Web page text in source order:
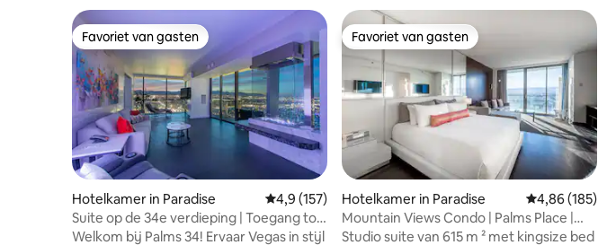
Favoriet van gasten
Favoriet van gasten
Hotelkamer in Paradise Gemiddelde beoordeling van 4,9 op 5, 157 recensies
4,9 (157)
Suite op de 34e verdieping | Toegang tot
balkon | Geen resorttoeslag
Welkom bij Palms 34! Ervaar Vegas in stijl
Favoriet van gasten
Favoriet van gasten
Hotelkamer in Paradise
4,86 (185)
Mountain Views Condo | Palms Place |
Geen resorttoeslag
Studio suite van 615 m ² met kingsize bed